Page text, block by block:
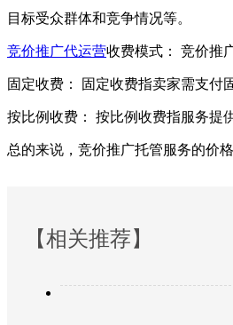
目标受众群体和竞争情况等。
竞价推广代运营收费模式： 竞价推
固定收费： 固定收费指卖家需支付
按比例收费： 按比例收费指服务提
总的来说，竞价推广托管服务的价
【相关推荐】